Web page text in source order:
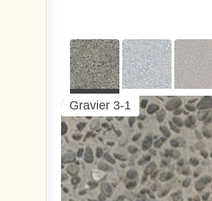
Gravier 3-1